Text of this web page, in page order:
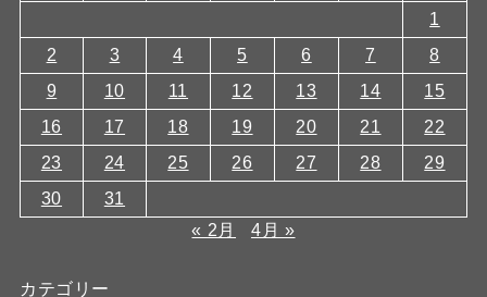
1
2
3 4 5 6 7
8
9
10 11 12 13 14
15
16
17 18 19 20 21
22
23
24 25 26 27 28
29
30
31
« 2月
4月 »
カテゴリー